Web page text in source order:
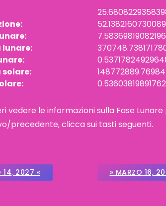
lunare:
solare:
vedere le informazioni sulla Fase
precedente, clicca sui tasti seguenti.
14, 2027 « » MARZO 16,